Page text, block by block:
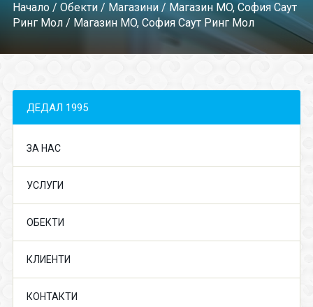
Начало/ Обекти/ Магазини/ Магазин MO, София Саут
Ринг Мол/ Магазин MO, София Саут Ринг Мол
ДЕДАЛ 1995
ЗА НАС
УСЛУГИ
ОБЕКТИ
КЛИЕНТИ
КОНТАКТИ